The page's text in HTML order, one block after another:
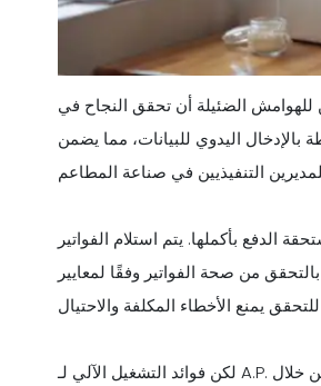
للهوامش الضئيلة أن تحقق النجاح في
بالإدخال اليدوي للبيانات، مما يضمن
الدفع بأكملها. يتم استلام الفواتير
من صحة الفواتير وفقًا لمعايير
لكن فوائد التشغيل الآلي لـ A.P. لا تنتهي عند هذا الحد. كما أنه يسهل معالجة الفواتير بشكل أسرع. يتم توجيه الفواتير من خلال